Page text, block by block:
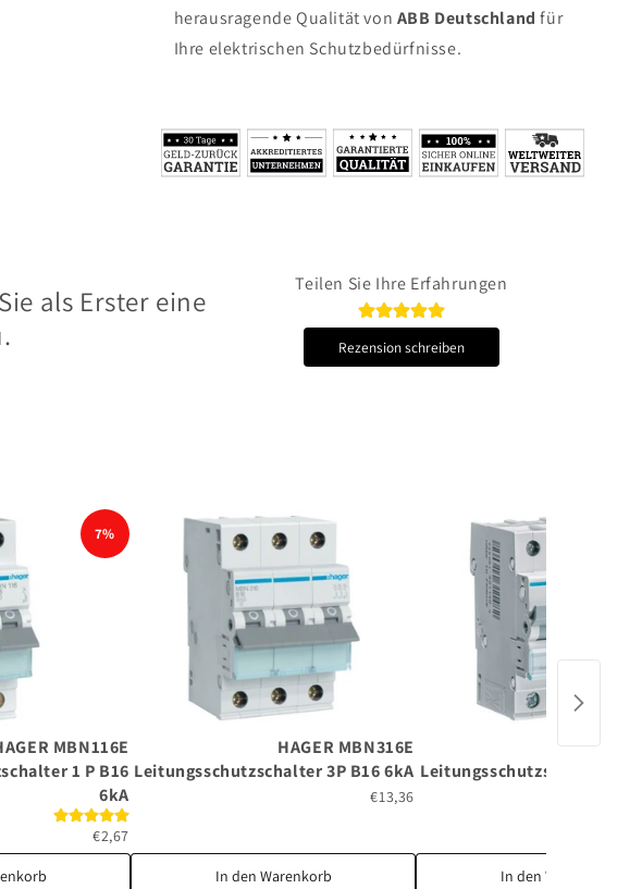
herausragende Qualität von ABB Deutschland für
Ihre elektrischen Schutzbedürfnisse.
als Erster eine
Teilen Sie Ihre Erfahrungen
Rezension schreiben
7%
MBN116E
1 P B16
6kA
€2,67
HAGER MBN316E
Leitungsschutzschalter 3P B16 6kA
€13,36
In den Warenkorb
Leitungsschutzschalter 3P
In den Warenkorb